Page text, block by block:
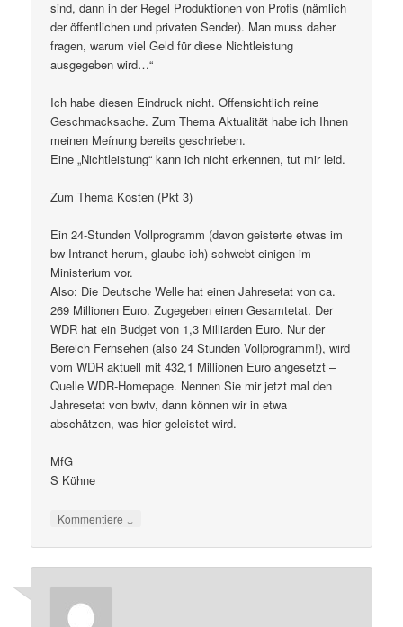
sind, dann in der Regel Produktionen von Profis (nämlich
der öffentlichen und privaten Sender). Man muss daher
fragen, warum viel Geld für diese Nichtleistung
ausgegeben wird…“
Ich habe diesen Eindruck nicht. Offensichtlich reine
Geschmacksache. Zum Thema Aktualität habe ich Ihnen
meinen Meínung bereits geschrieben.
Eine „Nichtleistung“ kann ich nicht erkennen, tut mir leid.
Zum Thema Kosten (Pkt 3)
Ein 24-Stunden Vollprogramm (davon geisterte etwas im
bw-Intranet herum, glaube ich) schwebt einigen im
Ministerium vor.
Also: Die Deutsche Welle hat einen Jahresetat von ca.
269 Millionen Euro. Zugegeben einen Gesamtetat. Der
WDR hat ein Budget von 1,3 Milliarden Euro. Nur der
Bereich Fernsehen (also 24 Stunden Vollprogramm!), wird
vom WDR aktuell mit 432,1 Millionen Euro angesetzt –
Quelle WDR-Homepage. Nennen Sie mir jetzt mal den
Jahresetat von bwtv, dann können wir in etwa
abschätzen, was hier geleistet wird.
MfG
S Kühne
Kommentiere ↓